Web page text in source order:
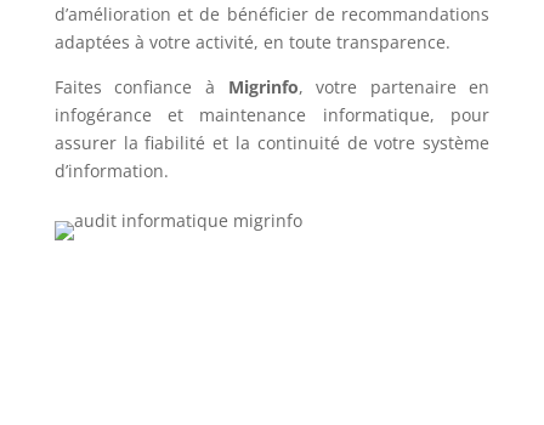
d’amélioration et de bénéficier de recommandations
adaptées à votre activité, en toute transparence.
Faites confiance à Migrinfo, votre partenaire en
infogérance et maintenance informatique, pour
assurer la fiabilité et la continuité de votre système
d’information.